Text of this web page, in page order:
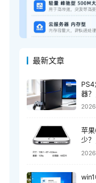
最新文章
器
哪
2026
苹
少
么样